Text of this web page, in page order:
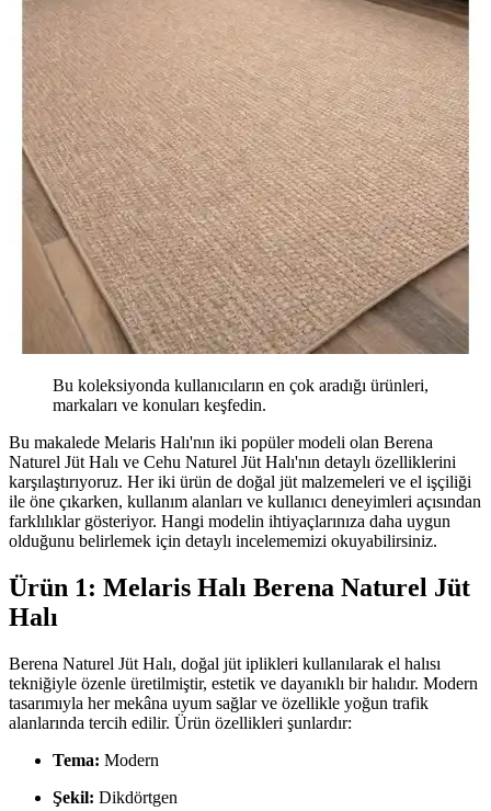
Bu koleksiyonda kullanıcıların en çok aradığı ürünleri,
markaları ve konuları keşfedin.
Bu makalede Melaris Halı'nın iki popüler modeli olan Berena
Naturel Jüt Halı ve Cehu Naturel Jüt Halı'nın detaylı özelliklerini
karşılaştırıyoruz. Her iki ürün de doğal jüt malzemeleri ve el işçiliği
ile öne çıkarken, kullanım alanları ve kullanıcı deneyimleri açısından
farklılıklar gösteriyor. Hangi modelin ihtiyaçlarınıza daha uygun
olduğunu belirlemek için detaylı incelememizi okuyabilirsiniz.
Ürün 1: Melaris Halı Berena Naturel Jüt
Halı
Berena Naturel Jüt Halı, doğal jüt iplikleri kullanılarak el halısı
tekniğiyle özenle üretilmiştir, estetik ve dayanıklı bir halıdır. Modern
tasarımıyla her mekâna uyum sağlar ve özellikle yoğun trafik
alanlarında tercih edilir. Ürün özellikleri şunlardır:
Tema: Modern
Şekil: Dikdörtgen